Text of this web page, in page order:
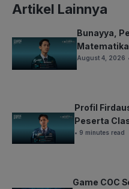
Artikel Lainnya
Bunayya,
Matematika
August 4, 2026
Profil
Peserta
• 9 minutes read
Game COC